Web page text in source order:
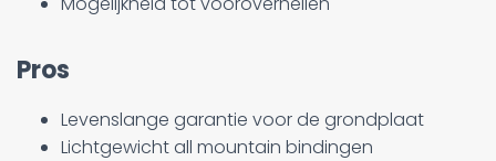
Pros
Levenslange garantie voor de grondplaat
Lichtgewicht all mountain bindingen